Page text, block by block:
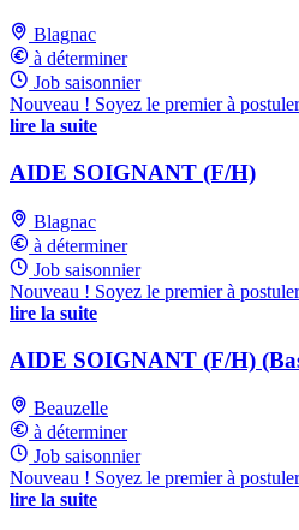
Blagnac
à déterminer
Job saisonnier
Nouveau ! Soyez le premier à postuler
lire la suite
AIDE SOIGNANT (F/H)
Blagnac
à déterminer
Job saisonnier
Nouveau ! Soyez le premier à postuler
lire la suite
AIDE SOIGNANT (F/H)
Beauzelle
à déterminer
Job saisonnier
Nouveau ! Soyez le premier à postuler
lire la suite